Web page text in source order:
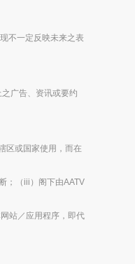
不一定反映未来之表
广告、资讯或要约
区或国家使用，而在
；（iii）阁下由AATV
站／应用程序，即代